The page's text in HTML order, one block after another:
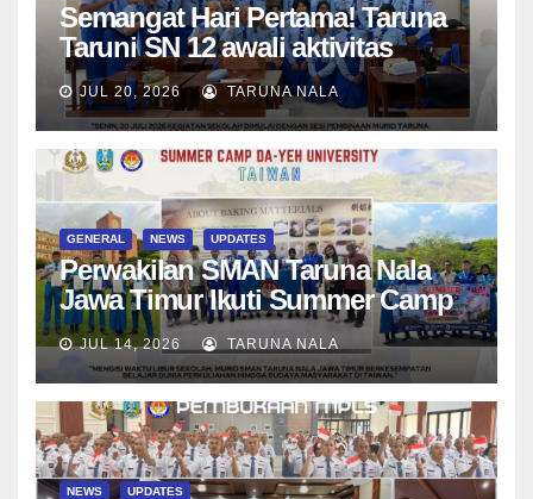
Semangat Hari Pertama! Taruna
Taruni SN 12 awali aktivitas
bersama Wali Kelas dan Tes
Asesmen Diagnostik
JUL 20, 2026 TARUNA NALA
GENERAL NEWS UPDATES
Perwakilan SMAN Taruna Nala
Jawa Timur Ikuti Summer Camp
di Da-Yeh University, Taiwan
JUL 14, 2026 TARUNA NALA
NEWS UPDATES